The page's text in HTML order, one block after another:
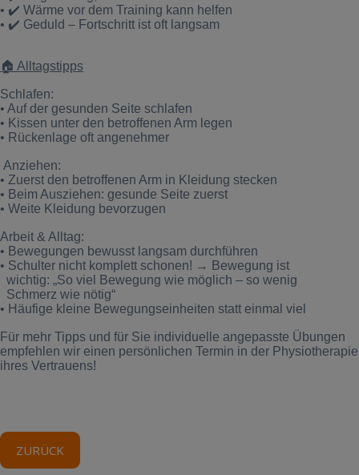
ZURÜCK
• ✔️ Wärme vor dem Training kann helfen
• ✔️ Geduld – Fortschritt ist oft langsam
🏠 Alltagstipps
Schlafen:
• Auf der gesunden Seite schlafen
• Kissen unter den betroffenen Arm legen
• Rückenlage oft angenehmer
Anziehen:
• Zuerst den betroffenen Arm in Kleidung stecken
• Beim Ausziehen: gesunde Seite zuerst
• Weite Kleidung bevorzugen
Arbeit & Alltag:
• Bewegungen bewusst langsam durchführen
• Schulter nicht komplett schonen! → Bewegung ist
wichtig: „So viel Bewegung wie möglich – so wenig
Schmerz wie nötig“
• Häufige kleine Bewegungseinheiten statt einmal viel
Für mehr Tipps und für Sie individuelle angepasste Übungen
empfehlen wir einen persönlichen Termin in der Physiotherapie
ihres Vertrauens!